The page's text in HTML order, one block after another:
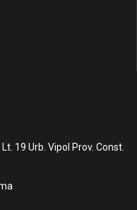
19 Urb. Vipol Prov. Const.